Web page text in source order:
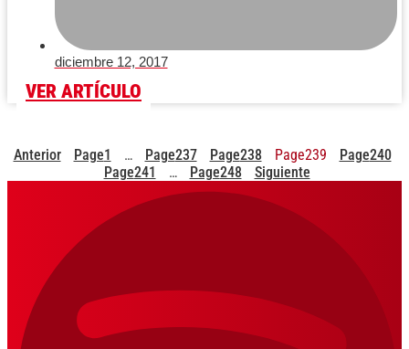
diciembre 12, 2017
VER ARTÍCULO
Anterior Page1 … Page237 Page238 Page239 Page240
Page241 … Page248 Siguiente